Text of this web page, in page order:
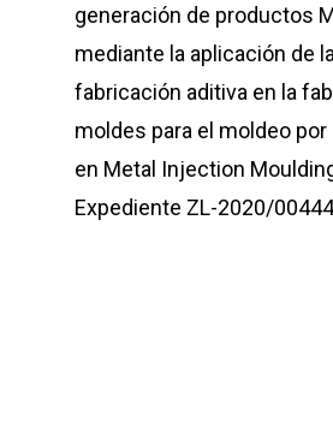
generación de productos
mediante la aplicación de la
fabricación aditiva en la
moldes para el moldeo
en Metal Injection
Expediente ZL-2020/